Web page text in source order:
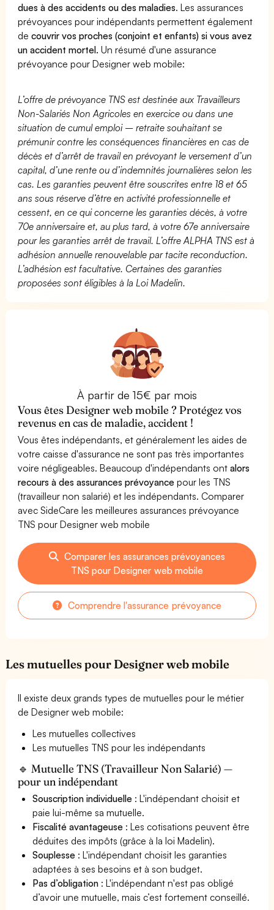
dues à des accidents ou des maladies. Les assurances
prévoyances pour indépendants permettent également
decouvrir vos proches (conjoint et enfants) si vous avez
un accident mortel. Un résumé d'une assurance
prévoyance pour Designer web mobile:
L’offre de prévoyance TNS est destinée aux Travailleurs
Non-Salariés Non Agricoles en exercice ou dans une
situation de cumul emploi – retraite souhaitant se
prémunir contre les conséquences financières en cas de
décès et d’arrêt de travail en prévoyant le versement d’un
capital, d’une rente ou d’indemnités journalières selon les
cas. Les garanties peuvent être souscrites entre 18 et 65
ans sous réserve d’être en activité professionnelle et
cessent, en ce qui concerne les garanties décès, à votre
70e anniversaire et, au plus tard, à votre 67e anniversaire
pour les garanties arrêt de travail. L’offre ALPHA TNS est à
adhésion annuelle renouvelable par tacite reconduction.
L’adhésion est facultative. Certaines des garanties
proposées sont éligibles à la Loi Madelin.
À partir de 15€ par mois
Vous êtes Designer web mobile ? Protégez vos
revenus en cas de maladie, accident !
Vous êtes indépendants, et généralement les aides de
votre caisse d'assurance ne sont pas très importantes
voire négligeables. Beaucoup d'indépendants ontalors
recours à des assurances prévoyance pour les TNS
(travailleur non salarié) et les indépendants. Comparer
avec SideCare les meilleures assurances prévoyance
TNS pour Designer web mobile
Comparer les assurances prévoyances
TNS pour Designer web mobile
Comprendre l'assurance prévoyance
Les mutuelles pour Designer web mobile
Il existe deux grands types de mutuelles pour le métier
de Designer web mobile:
Les mutuelles collectives
Les mutuelles TNS pour les indépendants
🔹 Mutuelle TNS (Travailleur Non Salarié) —
pour un indépendant
Souscription individuelle : L'indépendant choisit et
paie lui-même sa mutuelle.
Fiscalité avantageuse : Les cotisations peuvent être
déduites des impôts (grâce à la loi Madelin).
Souplesse : L'indépendant choisit les garanties
adaptées à ses besoins et à son budget.
Pas d’obligation : L'indépendant n'est pas obligé
d’avoir une mutuelle, mais c’est fortement conseillé.